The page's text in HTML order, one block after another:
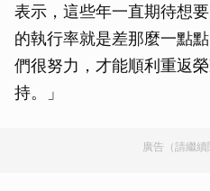
表示，這些年一直期待想
的執行率就是差那麼一點
們很努力，才能順利重返
持。」
廣告（請繼續